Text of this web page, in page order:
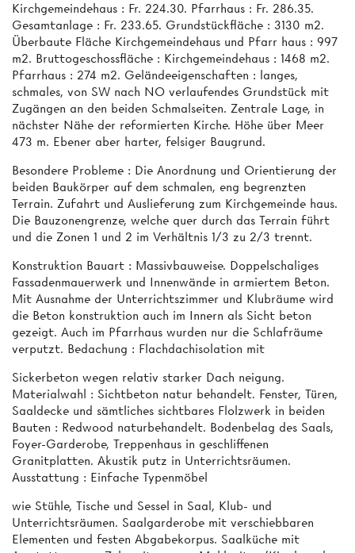
Kirchgemeindehaus : Fr. 224.30. Pfarrhaus : Fr. 286.35.
Gesamtanlage : Fr. 233.65. Grundstückfläche : 3130 m2.
Überbaute Fläche Kirchgemeindehaus und Pfarr­ haus : 997
m2. Bruttogeschossfläche : Kirchgemeindehaus : 1468 m2.
Pfarrhaus : 274 m2. Geländeeigenschaften : langes,
schmales, von SW nach NO verlaufendes Grundstück mit
Zugängen an den beiden Schmalseiten. Zentrale Lage, in
nächster Nähe der reformierten Kirche. Höhe über Meer
473 m. Ebener aber harter, felsiger Baugrund.
Besondere Probleme : Die Anordnung und Orientierung der
beiden Baukörper auf dem schmalen, eng begrenzten
Terrain. Zufahrt und Auslieferung zum Kirchgemeinde­ haus.
Die Bauzonengrenze, welche quer durch das Terrain führt
und die Zonen 1 und 2 im Verhältnis 1/3 zu 2/3 trennt.
Konstruktion Bauart : Massivbauweise. Doppelschaliges
Fassadenmauerwerk und Innenwände in armiertem Beton.
Mit Ausnahme der Unterrichtszimmer und Klubräume wird
die Beton­ konstruktion auch im Innern als Sicht­ beton
gezeigt. Auch im Pfarrhaus wurden nur die Schlafräume
verputzt. Bedachung : Flachdachisolation mit
Sickerbeton wegen relativ starker Dach­ neigung.
Materialwahl : Sichtbeton natur­ behandelt. Fenster, Türen,
Saaldecke und sämtliches sichtbares Flolzwerk in beiden
Bauten : Redwood naturbehandelt. Bodenbelag des Saals,
Foyer-Garderobe, Treppenhaus in geschliffenen
Granitplatten. Akustik­ putz in Unterrichtsräumen.
Ausstattung : Einfache Typenmöbel
wie Stühle, Tische und Sessel in Saal, Klub- und
Unterrichtsräumen. Saalgarderobe mit verschiebbaren
Elementen und festen Abgabekorpus. Saalküche mit